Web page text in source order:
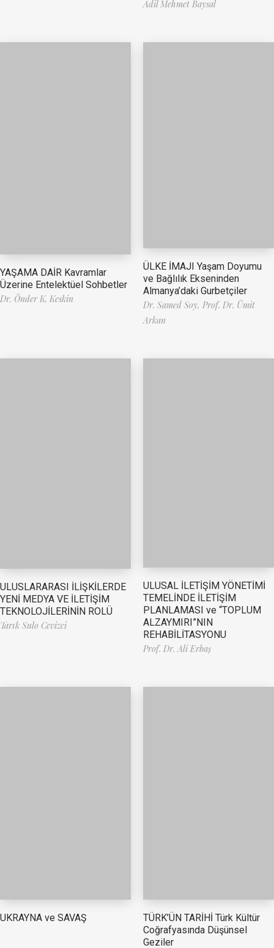
Adil Mehmet Baysal
YAŞAMA DAİR Kavramlar
Üzerine Entelektüel Sohbetler
Dr. Önder K. Keskin
ÜLKE İMAJI Yaşam Doyumu
ve Bağlılık Ekseninden
Almanya’daki Gurbetçiler
Dr. Samed Soy, Prof. Dr. Ümit
Arkan
ULUSLARARASI İLİŞKİLERDE
YENİ MEDYA VE İLETİŞİM
TEKNOLOJİLERİNİN ROLÜ
Tarık Sulo Cevizci
ULUSAL İLETİŞİM YÖNETİMİ
TEMELİNDE İLETİŞİM
PLANLAMASI ve “TOPLUM
ALZAYMIRI”NIN
REHABİLİTASYONU
Prof. Dr. Ali Erbaş
UKRAYNA ve SAVAŞ
TÜRK’ÜN TARİHİ Türk Kültür
Coğrafyasında Düşünsel
Geziler